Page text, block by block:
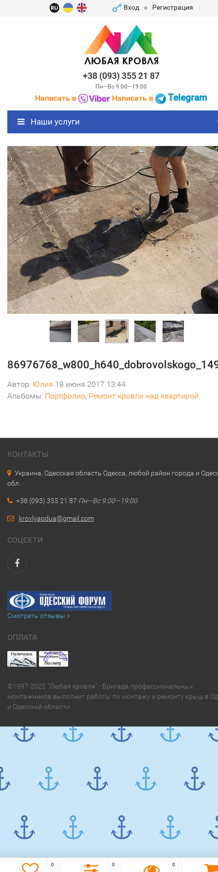
Вход Регистрация
+38 (093) 355 21 87
Пн—Вс 9:00—19:00
Написать в Написать в Telegram
Наши услуги
Автор: Юлия 18 июня 2017 13:44
Альбомы: Портфолио, Ремонт кровли над квартирой
КОНТАКТЫ
Украина, Одесская область Одесса, любой район города и
обл.
+38 (093) 355 21 87 Пн—Вс 9:00—19:00
krovlyaodua@gmail.com
СОЦСЕТИ
Смотреть отзывы >
ОПЛАТА
©1997-2025 "Любая кровля" - Бригада профессиональных
монтажников выполнит работы по монтажу и ремонту крыш в
и Одесской области
0 0 0